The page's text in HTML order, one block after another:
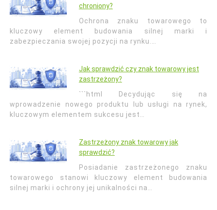
chroniony?
Ochrona znaku towarowego to
kluczowy element budowania silnej marki i
zabezpieczania swojej pozycji na rynku.…
Jak sprawdzić czy znak towarowy jest
zastrzeżony?
```html Decydując się na
wprowadzenie nowego produktu lub usługi na rynek,
kluczowym elementem sukcesu jest…
Zastrzeżony znak towarowy jak
sprawdzić?
Posiadanie zastrzeżonego znaku
towarowego stanowi kluczowy element budowania
silnej marki i ochrony jej unikalności na…